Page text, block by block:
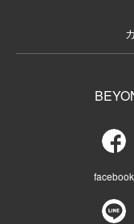
facebook